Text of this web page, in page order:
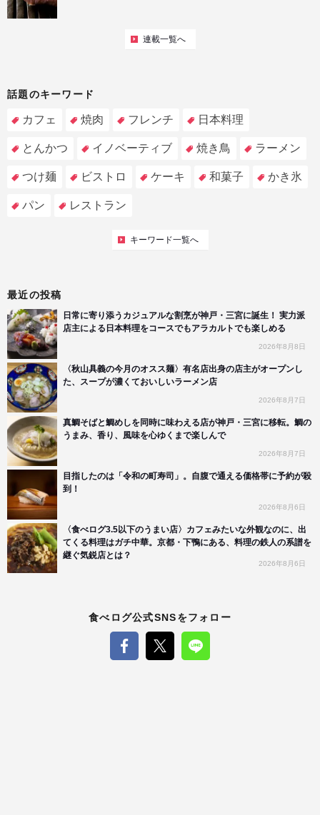
連載一覧へ
話題のキーワード
カフェ 焼肉 フレンチ 日本料理
とんかつ イノベーティブ 焼き鳥 ラーメン
つけ麺 ビストロ ケーキ 和菓子 かき氷
パン レストラン
キーワード一覧へ
最近の投稿
日常に寄り添うカジュアルな割烹が神戸・三宮に誕生！ 実力派
店主による日本料理をコースでもアラカルトでも楽しめる
2026年8月8日
〈秋山具義の今月のオスス麺〉有名店出身の店主がオープンし
た、スープが濃くておいしいラーメン店
2026年8月7日
真鯛そばと鯛めしを同時に味わえる店が神戸・三宮に移転。鯛の
うまみ、香り、風味を心ゆくまで楽しんで
2026年8月7日
目指したのは「令和の町寿司」。自腹で通える価格帯に予約が殺
到！
2026年8月6日
〈食べログ3.5以下のうまい店〉カフェみたいな外観なのに、出
てくる料理はガチ中華。京都・下鴨にある、料理の鉄人の系譜を
継ぐ気鋭店とは？
2026年8月6日
食べログ公式SNSをフォロー